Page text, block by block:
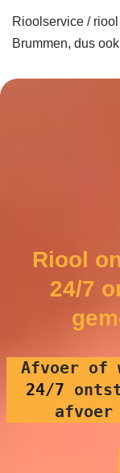
Rioolservice /
Brummen, dus
Riool
24/7
Afvoer of
24/7